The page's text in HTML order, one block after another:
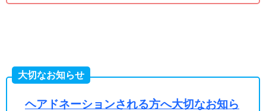
大切なお知らせ
ヘアドネーションされる方へ大切なお知ら